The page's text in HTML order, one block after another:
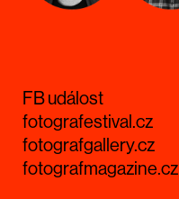
FB událost
fotografestival.cz
fotografgallery.cz
fotografmagazine.cz